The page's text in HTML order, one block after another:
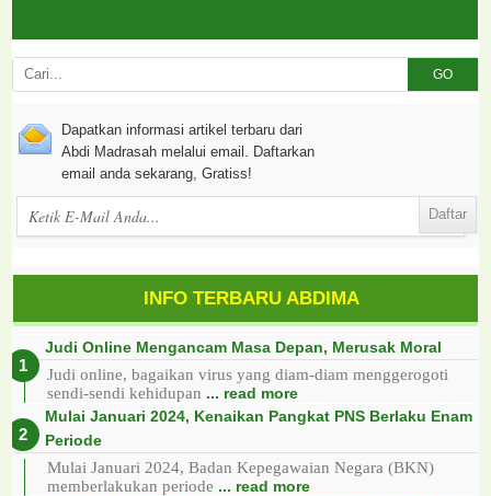
GO
Dapatkan informasi artikel terbaru dari
Abdi Madrasah melalui email. Daftarkan
email anda sekarang, Gratiss!
INFO TERBARU ABDIMA
Judi Online Mengancam Masa Depan, Merusak Moral
Judi online, bagaikan virus yang diam-diam menggerogoti
sendi-sendi kehidupan ... read more
Mulai Januari 2024, Kenaikan Pangkat PNS Berlaku Enam
Periode
Mulai Januari 2024, Badan Kepegawaian Negara (BKN)
memberlakukan periode ... read more